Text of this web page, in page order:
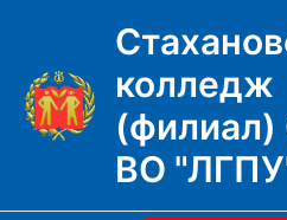
содержимомуколледж
ВО